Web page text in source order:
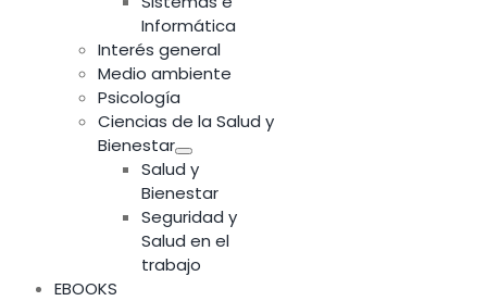
Informática
Interés general
Medio ambiente
Psicología
Ciencias de la Salud y
Bienestar
Salud y
Bienestar
Seguridad y
Salud en el
trabajo
EBOOKS